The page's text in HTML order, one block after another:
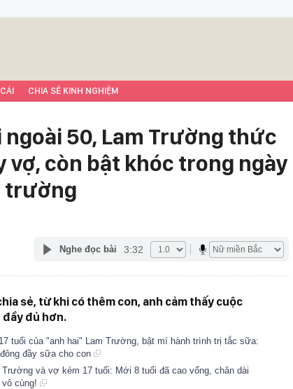
CHIA SẺ KINH NGHIỆM
50, Lam Trường thức
vợ, còn bật khóc trong ngày
trường
Nghe đọc bài 3:32
sẻ, từ khi có thêm con, anh cảm thấy cuộc
đầy đủ hơn.
tuổi của "anh hai" Lam Trường, bật mí hành trình trị tắc sữa:
đầy sữa cho con
và vợ kém 17 tuổi: Mới 8 tuổi đã cao vổng, chân dài
cùng!